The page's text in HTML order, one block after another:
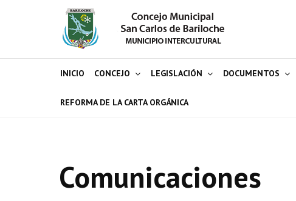
INICIO CONCEJO LEGISLACIÓN DOCUMENTOS
REFORMA DE LA CARTA ORGÁNICA
Comunicaciones